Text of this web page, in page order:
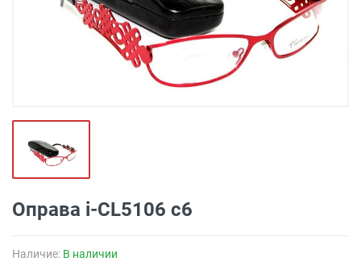
Оправа i-CL5106 с6
Наличие: В наличии